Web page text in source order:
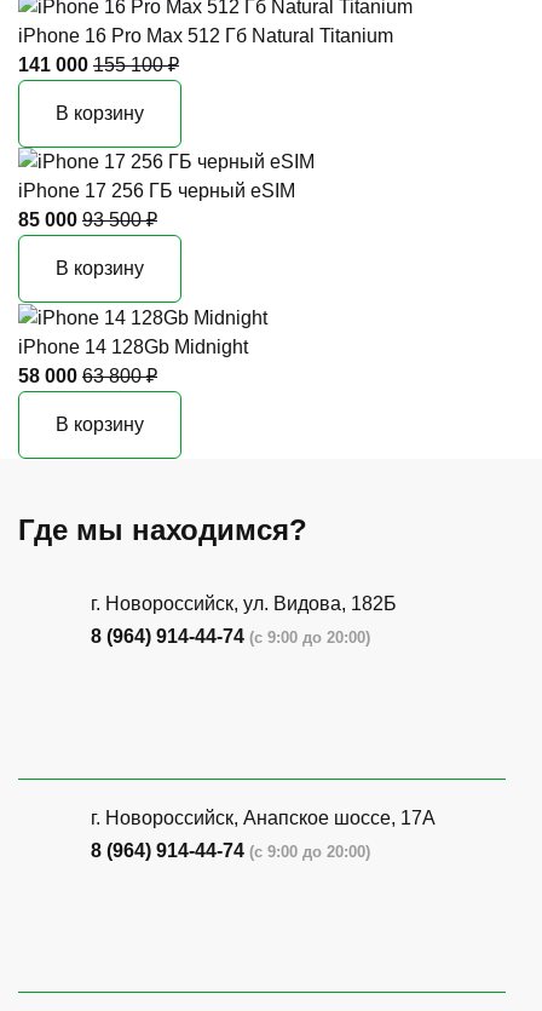
iPhone 16 Pro Max 512 Гб Natural Titanium
141 000 155 100 ₽
В корзину
iPhone 17 256 ГБ черный eSIM
85 000 93 500 ₽
В корзину
iPhone 14 128Gb Midnight
58 000 63 800 ₽
В корзину
Где мы находимся?
г. Новороссийск, ул. Видова, 182Б
8 (964) 914-44-74 (с 9:00 до 20:00)
г. Новороссийск, Анапское шоссе, 17А
8 (964) 914-44-74 (с 9:00 до 20:00)